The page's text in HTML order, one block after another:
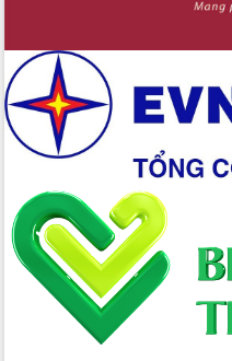
hành cùng nông dân dân, doanh nghiệp
Giai đoạn 2026-2030, Đắk Lắk phấn
đấu có 77% xã đạt chuẩn nông thôn
Chuyển đổi số 'mở đường' cho nông
nghiệp Đắk Lắk tăng trưởng bứt phá
Triển khai đồng bộ đo đạc, lập hồ sơ
địa chính, hoàn thiện cơ sở dữ liệu đất
đai
Ứng dụng sinh trắc học - Bước tiến
trong hành trình chuyển đổi số tại Đắk
Đắk Lắk nâng cao hiệu quả công tác